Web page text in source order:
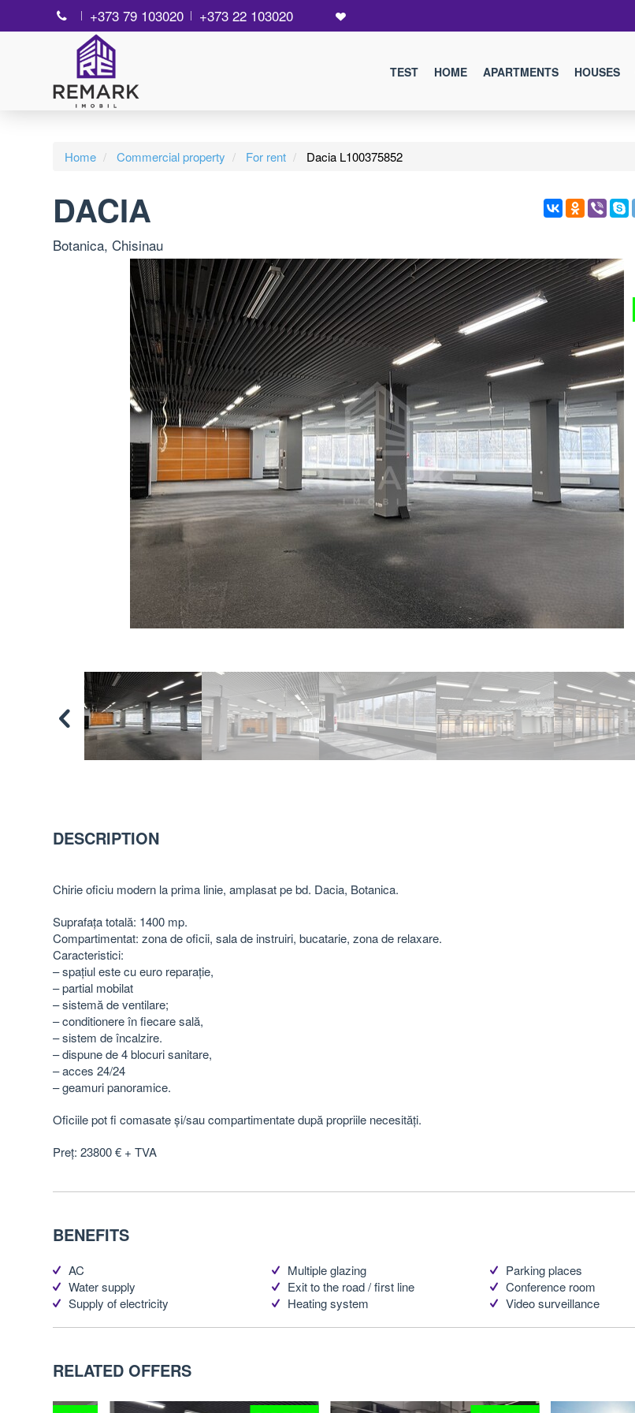
+373 79 103020 +373 22 103020
TEST HOME APARTMENTS HOUSES
Home Commercial property For rent Dacia L100375852
DACIA
Botanica, Chisinau
DESCRIPTION
Chirie oficiu modern la prima linie, amplasat pe bd. Dacia, Botanica.
Suprafața totală: 1400 mp.
Compartimentat: zona de oficii, sala de instruiri, bucatarie, zona de relaxare.
Caracteristici:
– spațiul este cu euro reparație,
– partial mobilat
– sistemă de ventilare;
– conditionere în fiecare sală,
– sistem de încalzire.
– dispune de 4 blocuri sanitare,
– acces 24/24
– geamuri panoramice.
Oficiile pot fi comasate și/sau compartimentate după propriile necesități.
Preț: 23800 € + TVA
BENEFITS
AC
Water supply
Supply of electricity
Multiple glazing
Exit to the road / first line
Heating system
Parking places
Conference room
Video surveillance
RELATED OFFERS